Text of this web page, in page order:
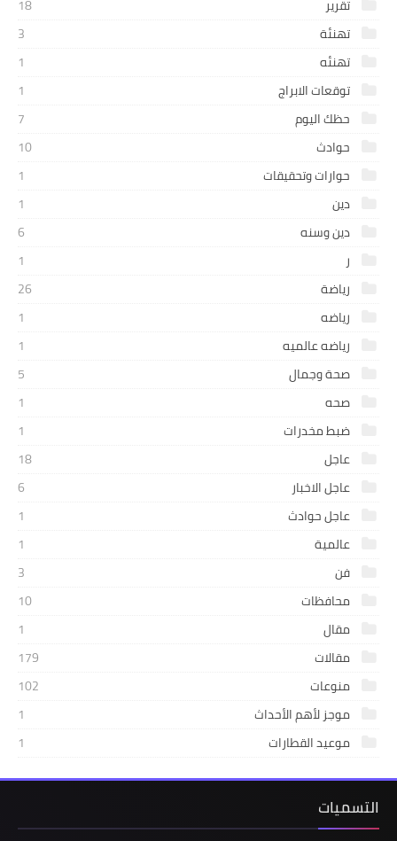
تقرير
18
تهنئة
3
تهنئه
1
توقعات الابراج
1
حظك اليوم
7
حوادث
10
حوارات وتحقيقات
1
دين
1
دين وسنه
6
ر
1
رياضة
26
رياضه
1
رياضه عالميه
1
صحة وجمال
5
صحه
1
ضبط مخدرات
1
عاجل
18
عاجل الاخبار
6
عاجل حوادث
1
عالمية
1
فن
3
محافظات
10
مقال
1
مقالات
179
منوعات
102
موجز لأهم الأحداث
1
موعيد القطارات
1
التسميات